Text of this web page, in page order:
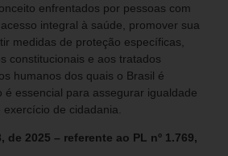
enfrentados por pessoas com
integral à saúde, promover sua
medidas de proteção específicas,
constitucionais e aos tratados
humanos dos quais o Brasil é
é essencial para assegurar igualdade
de cidadania.
de 2025 – referente ao PL nº 1.769,